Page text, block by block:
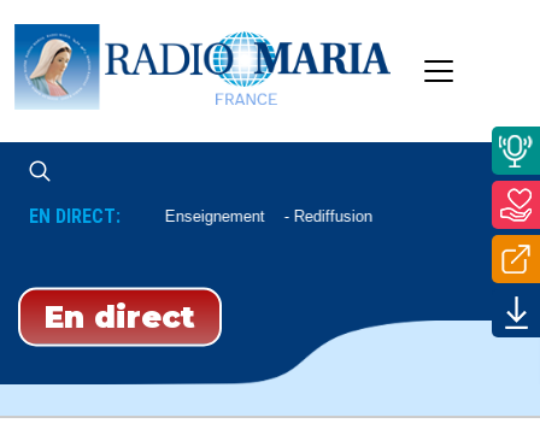
EN DIRECT: Enseignement Rediffusion
En direct